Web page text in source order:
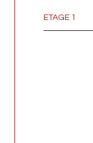
ETAGE 1